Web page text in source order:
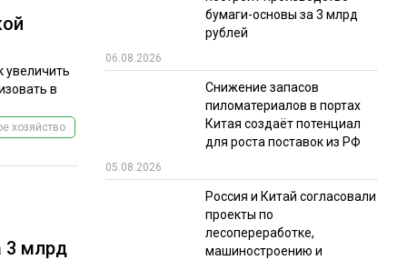
ИТОГИ МЕРОПРИЯТИЙ
увеличить
в
хозяйство
3 млрд
бумаги-основы за 3 млрд
рублей
06.08.2026
Снижение запасов
пиломатериалов в портах
Китая создаёт потенциал
для роста поставок из РФ
05.08.2026
Россия и Китай согласовали
проекты по
лесопереработке,
машиностроению и